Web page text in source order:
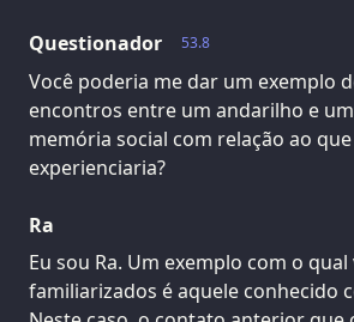
53.8
Questionador
Você poderia me dar um exemplo
encontros entre um andarilho e
memória social com relação ao
experienciaria?
Ra
Eu sou Ra. Um exemplo com o
familiarizados é aquele conhecido